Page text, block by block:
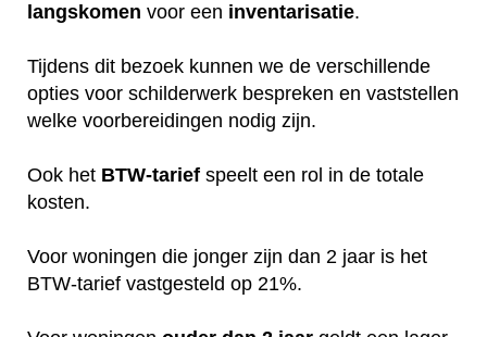
langskomen voor een inventarisatie.
Tijdens dit bezoek kunnen we de verschillende
opties voor schilderwerk bespreken en vaststellen
welke voorbereidingen nodig zijn.
Ook het BTW-tarief speelt een rol in de totale
kosten.
Voor woningen die jonger zijn dan 2 jaar is het
BTW-tarief vastgesteld op 21%.